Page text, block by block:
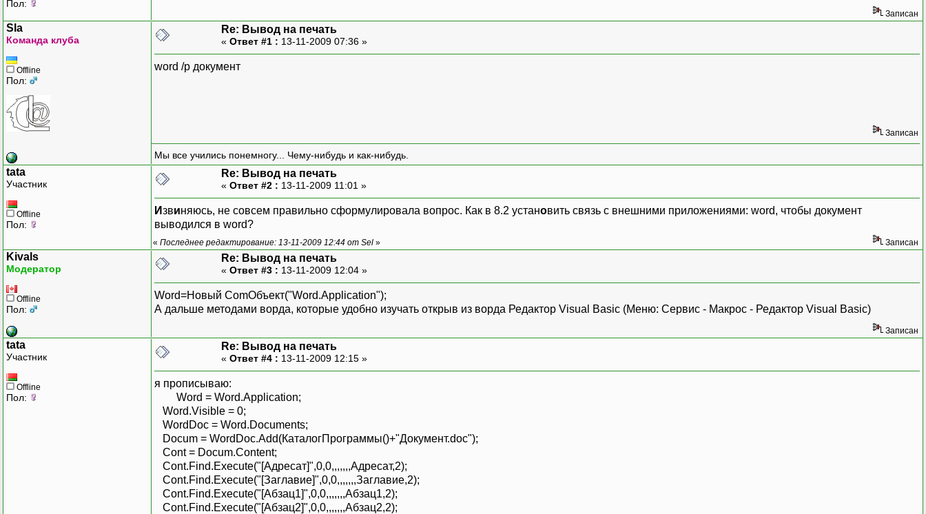
Пол:
Записан
Sla
Команда клуба
Offline
Пол:
Re: Вывод на печать
« Ответ #1 : 13-11-2009 07:36 »
word /p документ
Записан
Мы все учились понемногу... Чему-нибудь и как-нибудь.
tata
Участник
Offline
Пол:
Re: Вывод на печать
« Ответ #2 : 13-11-2009 11:01 »
Извиняюсь, не совсем правильно сформулировала вопрос. Как в 8.2 установить связь с внешними приложениями: word, чтобы документ
выводился в word?
« Последнее редактирование: 13-11-2009 12:44 от Sel » Записан
Kivals
Модератор
Offline
Пол:
Re: Вывод на печать
« Ответ #3 : 13-11-2009 12:04 »
Word=Новый ComОбъект("Word.Application");
А дальше методами ворда, которые удобно изучать открыв из ворда Редактор Visual Basic (Меню: Сервис - Макрос - Редактор Visual Basic)
Записан
tata
Участник
Offline
Пол:
Re: Вывод на печать
« Ответ #4 : 13-11-2009 12:15 »
я прописываю:
Word = Word.Application;
Word.Visible = 0;
WordDoc = Word.Documents;
Docum = WordDoc.Add(КаталогПрограммы()+"Документ.doс");
Cont = Docum.Content;
Cont.Find.Execute("[Адресат]",0,0,,,,,,,Адресат,2);
Cont.Find.Execute("[Заглавие]",0,0,,,,,,,Заглавие,2);
Cont.Find.Execute("[Абзац1]",0,0,,,,,,,Абзац1,2);
Cont.Find.Execute("[Абзац2]",0,0,,,,,,,Абзац2,2);